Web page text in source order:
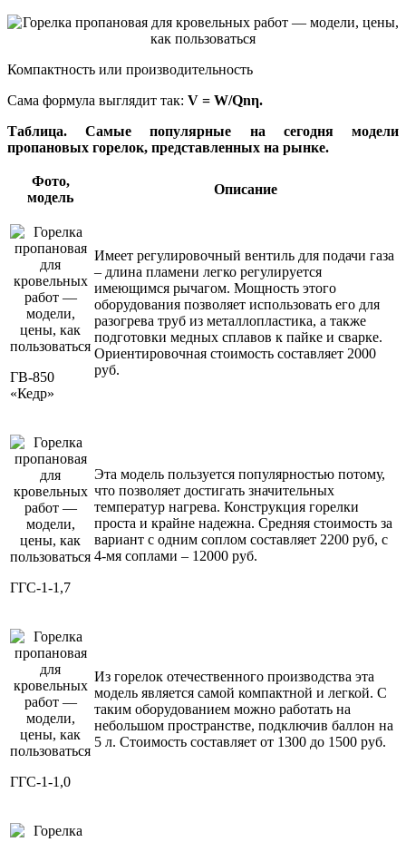
Компактность или производительность
Сама формула выглядит так: V = W/Qnη.
Таблица. Самые популярные на сегодня модели
пропановых горелок, представленных на рынке.
Фото,
модель
Описание
ГВ-850
«Кедр»
Имеет регулировочный вентиль для подачи газа
– длина пламени легко регулируется
имеющимся рычагом. Мощность этого
оборудования позволяет использовать его для
разогрева труб из металлопластика, а также
подготовки медных сплавов к пайке и сварке.
Ориентировочная стоимость составляет 2000
руб.
ГГС-1-1,7
Эта модель пользуется популярностью потому,
что позволяет достигать значительных
температур нагрева. Конструкция горелки
проста и крайне надежна. Средняя стоимость за
вариант с одним соплом составляет 2200 руб, с
4-мя соплами – 12000 руб.
ГГС-1-1,0
Из горелок отечественного производства эта
модель является самой компактной и легкой. С
таким оборудованием можно работать на
небольшом пространстве, подключив баллон на
5 л. Стоимость составляет от 1300 до 1500 руб.